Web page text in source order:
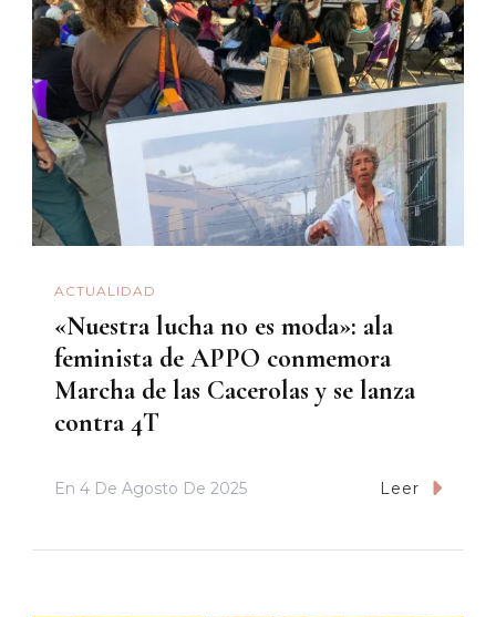
ACTUALIDAD
«Nuestra lucha no es moda»: ala
feminista de APPO conmemora
Marcha de las Cacerolas y se lanza
contra 4T
En 4 De Agosto De 2025 Leer